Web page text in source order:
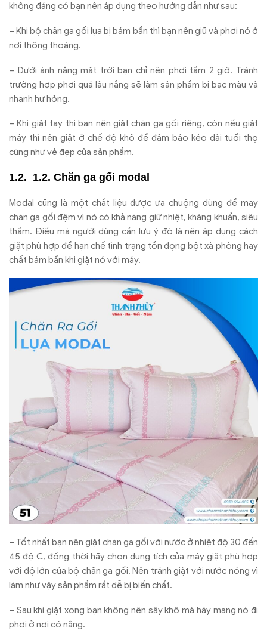
không đáng có bạn nên áp dụng theo hướng dẫn như sau:
– Khi bộ chăn ga gối lụa bị bám bẩn thì bạn nên giũ và phơi nó ở
nơi thông thoáng.
– Dưới ánh nắng mặt trời bạn chỉ nên phơi tầm 2 giờ. Tránh
trường hợp phơi quá lâu nắng sẽ làm sản phẩm bị bạc màu và
nhanh hư hỏng.
– Khi giặt tay thì bạn nên giặt chăn ga gối riêng, còn nếu giặt
máy thì nên giặt ở chế độ khô để đảm bảo kéo dài tuổi thọ
cũng như vẻ đẹp của sản phẩm.
1.2. Chăn ga gối modal
Modal cũng là một chất liệu được ưa chuộng dùng để may
chăn ga gối đệm vì nó có khả năng giữ nhiệt, kháng khuẩn, siêu
thấm. Điều mà người dùng cần lưu ý đó là nên áp dụng cách
giặt phù hợp để hạn chế tình trạng tồn đọng bột xà phòng hay
chất bám bẩn khi giặt nó với máy.
– Tốt nhất bạn nên giặt chăn ga gối với nước ở nhiệt độ 30 đến
45 độ C, đồng thời hãy chọn dung tích của máy giặt phù hợp
với độ lớn của bộ chăn ga gối. Nên tránh giặt với nước nóng vì
làm như vậy sản phẩm rất dễ bị biến chất.
– Sau khi giặt xong bạn không nên sây khô mà hãy mang nó đi
phơi ở nơi có nắng.